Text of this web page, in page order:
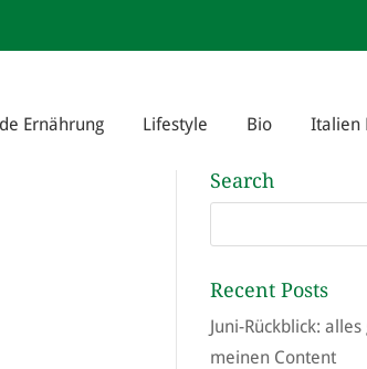
Ernährung Lifestyle Bio Italien
Search
Recent Posts
Juni-Rückblick:
meinen Content